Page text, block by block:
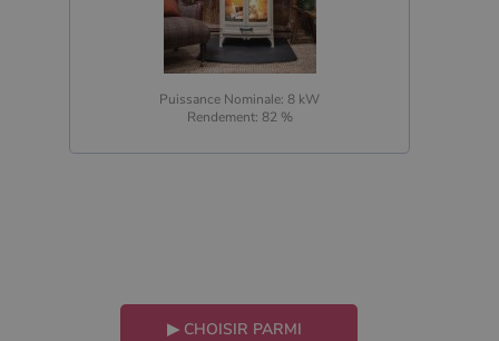
Puissance Nominale: 8 kW
Rendement: 82 %
▶ CHOISIR PARMI